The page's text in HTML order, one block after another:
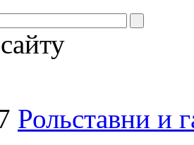
Рольставни и